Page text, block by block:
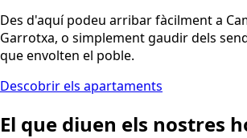
Des d'aquí podeu arribar fàcilment a
Garrotxa, o simplement gaudir dels
que envolten el poble.
Descobrir els apartaments
El que diuen els nostres